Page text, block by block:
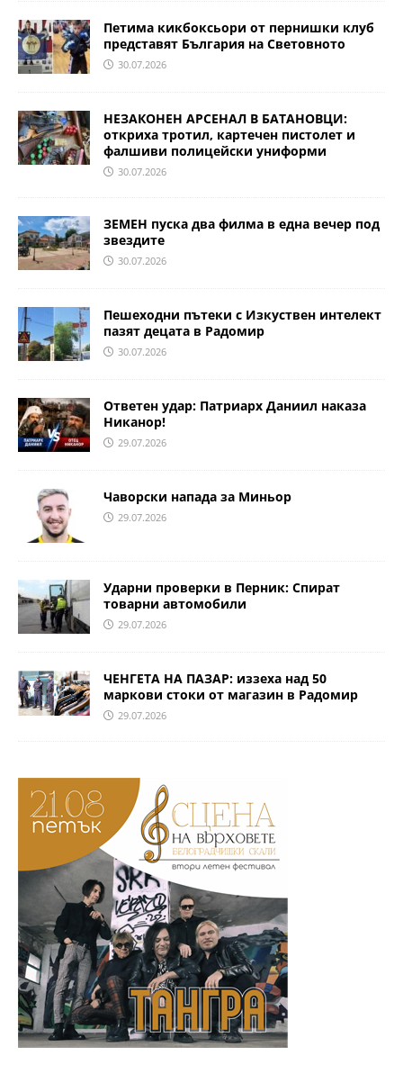
Петима кикбоксьори от пернишки клуб
представят България на Световното
30.07.2026
НЕЗАКОНЕН АРСЕНАЛ В БАТАНОВЦИ:
откриха тротил, картечен пистолет и
фалшиви полицейски униформи
30.07.2026
ЗЕМЕН пуска два филма в една вечер под
звездите
30.07.2026
Пешеходни пътеки с Изкуствен интелект
пазят децата в Радомир
30.07.2026
Ответен удар: Патриарх Даниил наказа
Никанор!
29.07.2026
Чаворски напада за Миньор
29.07.2026
Ударни проверки в Перник: Спират
товарни автомобили
29.07.2026
ЧЕНГЕТА НА ПАЗАР: иззеха над 50
маркови стоки от магазин в Радомир
29.07.2026